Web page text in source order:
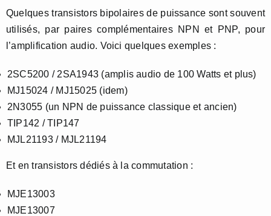
Quelques transistors bipolaires de puissance sont souvent
utilisés, par paires complémentaires NPN et PNP, pour
l’amplification audio. Voici quelques exemples :
2SC5200 / 2SA1943 (amplis audio de 100 Watts et plus)
MJ15024 / MJ15025 (idem)
2N3055 (un NPN de puissance classique et ancien)
TIP142 / TIP147
MJL21193 / MJL21194
Et en transistors dédiés à la commutation :
MJE13003
MJE13007